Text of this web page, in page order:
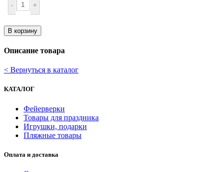
- +
В корзину
Описание товара
< Вернуться в каталог
КАТАЛОГ
Фейерверки
Товары для праздника
Игрушки, подарки
Пляжные товары
Оплата и доставка